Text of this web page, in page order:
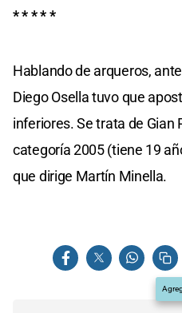
* * * * *
Hablando de arqueros,
Diego Osella tuvo que
inferiores. Se trata de
categoría 2005 (tiene 19
que dirige Martín Minella.